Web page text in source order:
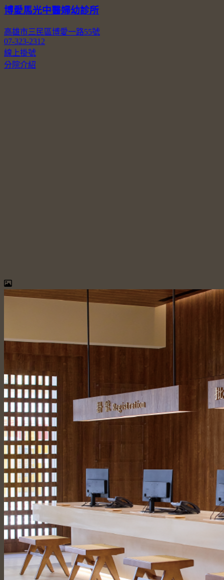
博愛馬光中醫婦幼診所
高雄市三民區博愛一路55號
07-323-2312
線上掛號
分院介紹